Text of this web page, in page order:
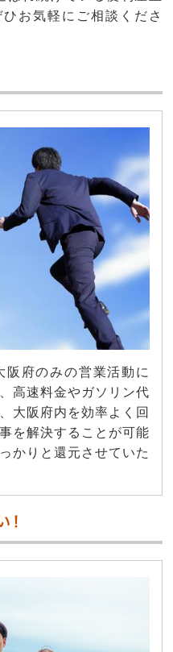
お気軽にご相談くださ
阪府のみの営業活動に
高速料金やガソリン代
大阪府内を効率よく回
を解決することが可能
かりと還元させていた